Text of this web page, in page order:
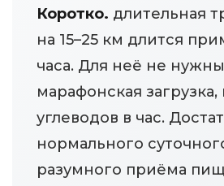
Коротко. длительная
на 15–25 км длится
часа. Для неё не
марафонская загрузка,
углеводов в час.
нормального
разумного приёма